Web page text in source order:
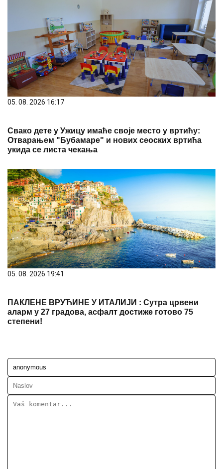
05. 08. 2026 16:17
Свако дете у Ужицу имаће своје место у вртићу:
Отварањем "Бубамаре" и нових сеоских вртића
укида се листа чекања
05. 08. 2026 19:41
ПАКЛЕНЕ ВРУЋИНЕ У ИТАЛИЈИ : Сутра црвени
аларм у 27 градова, асфалт достиже готово 75
степени!